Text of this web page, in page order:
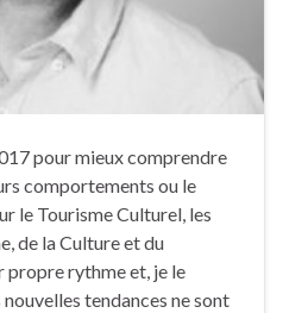
pour mieux comprendre
comportements ou le
le Tourisme Culturel, les
de la Culture et du
propre rythme et, je le
tendances ne sont